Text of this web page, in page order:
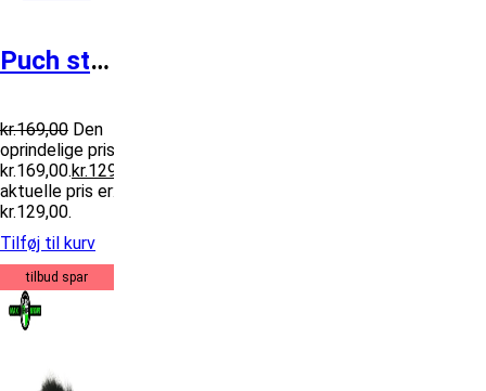
Puch stof vinge 30cm UDEN KLÆBER
kr.169,00 Den
oprindelige pris var:
kr.169,00.kr.129,00
aktuelle pris er:
kr.129,00.
Tilføj til kurv
tilbud spar